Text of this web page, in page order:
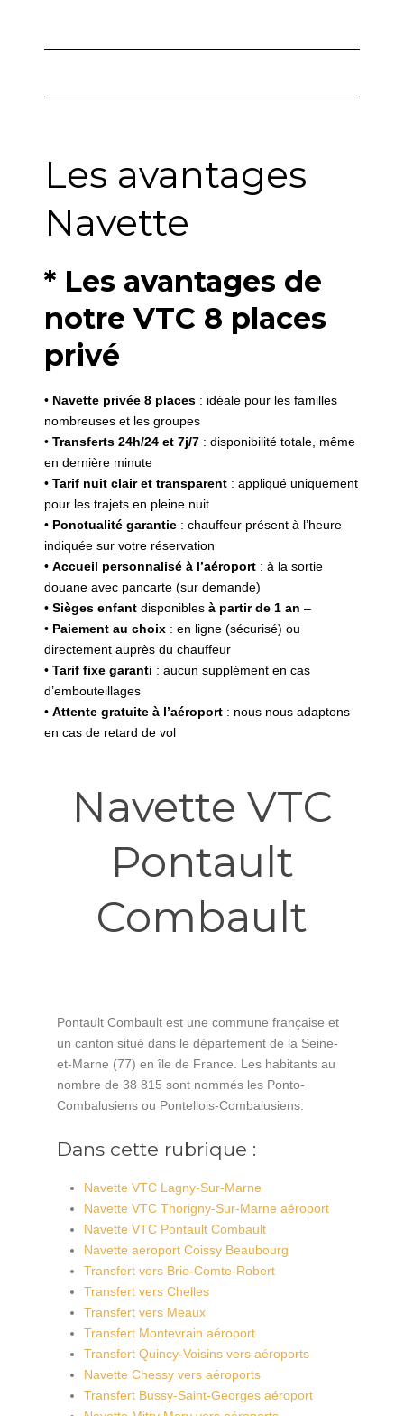
Les avantages
Navette
* Les avantages de
notre VTC 8 places
privé
• Navette privée 8 places : idéale pour les familles
nombreuses et les groupes
• Transferts 24h/24 et 7j/7 : disponibilité totale, même
en dernière minute
• Tarif nuit clair et transparent : appliqué uniquement
pour les trajets en pleine nuit
• Ponctualité garantie : chauffeur présent à l’heure
indiquée sur votre réservation
• Accueil personnalisé à l’aéroport : à la sortie
douane avec pancarte (sur demande)
• Sièges enfant disponibles à partir de 1 an –
• Paiement au choix : en ligne (sécurisé) ou
directement auprès du chauffeur
• Tarif fixe garanti : aucun supplément en cas
d’embouteillages
• Attente gratuite à l’aéroport : nous nous adaptons
en cas de retard de vol
Navette VTC
Pontault
Combault
Pontault Combault est une commune française et
un canton situé dans le département de la Seine-
et-Marne (77) en île de France. Les habitants au
nombre de 38 815 sont nommés les Ponto-
Combalusiens ou Pontellois-Combalusiens.
Dans cette rubrique :
Navette VTC Lagny-Sur-Marne
Navette VTC Thorigny-Sur-Marne aéroport
Navette VTC Pontault Combault
Navette aeroport Coissy Beaubourg
Transfert vers Brie-Comte-Robert
Transfert vers Chelles
Transfert vers Meaux
Transfert Montevrain aéroport
Transfert Quincy-Voisins vers aéroports
Navette Chessy vers aéroports
Transfert Bussy-Saint-Georges aéroport